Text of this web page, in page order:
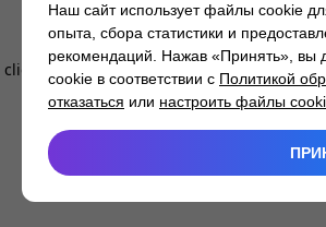
client -side exception has occurred while
Наш сайт использует файлы cookie
опыта, сбора статистики и
рекомендаций. Нажав «Принять», вы
cookie в соответствии с Политикой
отказаться или настроить файлы